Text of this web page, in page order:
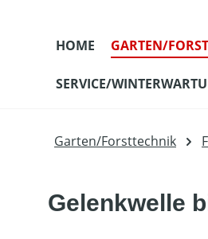
HOME GARTEN/
SERVICE/
Garten/Forsttechnik
Gelenkwelle